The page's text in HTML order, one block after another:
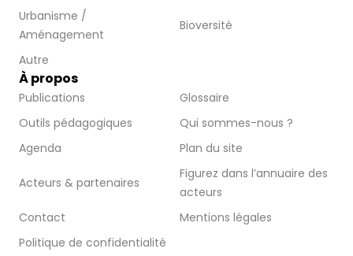
Urbanisme /
Aménagement
Bioversité
Autre
À propos
Publications
Glossaire
Outils pédagogiques
Qui sommes-nous ?
Agenda
Plan du site
Acteurs & partenaires
Figurez dans l’annuaire des
acteurs
Contact
Mentions légales
Politique de confidentialité